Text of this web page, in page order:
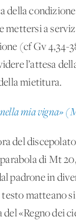
della
mettersi a
(cf Gv 4,34-
l’attesa
mietitura.
nella mia vigna»
del
di Mt
padrone in
testo matteano
del «Regno dei